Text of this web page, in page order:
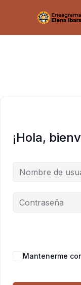
¡Hola,
Mantenerme